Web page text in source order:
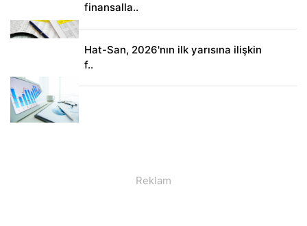
finansalla..
Hat-San, 2026'nın ilk yarısına ilişkin
f..